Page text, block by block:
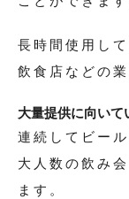
長時間使用し
飲食店などの
大量提供に向い
連続してビー
大人数の飲み
ます。